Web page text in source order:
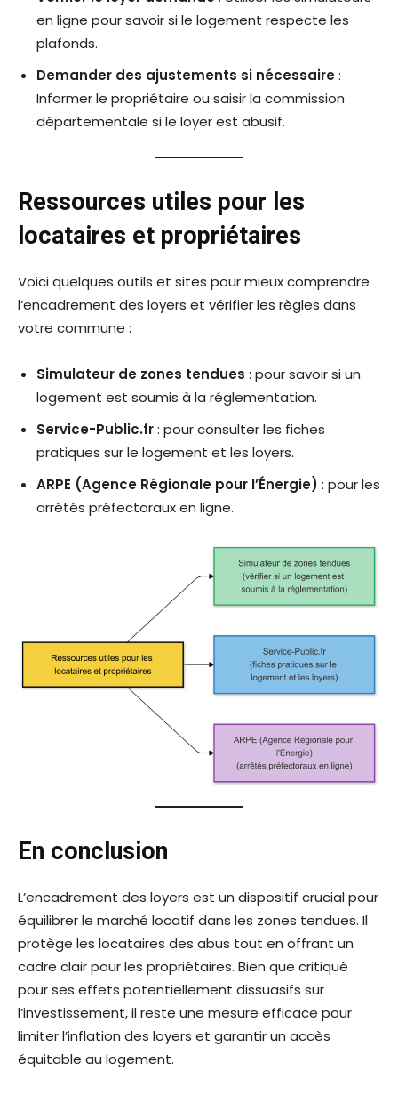
en ligne pour savoir si le logement respecte les
plafonds.
Demander des ajustements si nécessaire:
Informer le propriétaire ou saisir la commission
départementale si le loyer est abusif.
Ressources utiles pour les
locataires et propriétaires
Voici quelques outils et sites pour mieux comprendre
l’encadrement des loyers et vérifier les règles dans
votre commune :
Simulateur de zones tendues : pour savoir si un
logement est soumis à la réglementation.
Service-Public.fr: pour consulter les fiches
pratiques sur le logement et les loyers.
ARPE (Agence Régionale pour l’Énergie) : pour les
arrêtés préfectoraux en ligne.
En conclusion
L’encadrement des loyers est un dispositif crucial pour
équilibrer le marché locatif dans les zones tendues. Il
protège les locataires des abus tout en offrant un
cadre clair pour les propriétaires. Bien que critiqué
pour ses effets potentiellement dissuasifs sur
l’investissement, il reste une mesure efficace pour
limiter l’inflation des loyers et garantir un accès
équitable au logement.